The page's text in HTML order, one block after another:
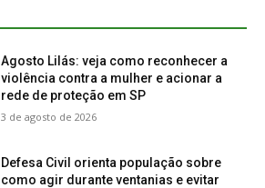
Agosto Lilás: veja como reconhecer a
violência contra a mulher e acionar a
rede de proteção em SP
3 de agosto de 2026
Defesa Civil orienta população sobre
como agir durante ventanias e evitar